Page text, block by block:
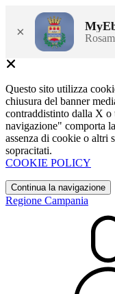
×
Questo sito utilizza
chiusura del banner
contraddistinto dalla X
navigazione" comporta
assenza di cookie o altri
sopracitati.
COOKIE POLICY
Continua la navigazione
Regione Campania